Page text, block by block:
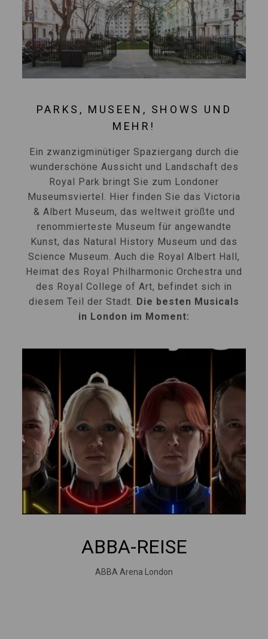
PARKS, MUSEEN, SHOWS UND
MEHR!
Ein zwanzigminütiger Spaziergang durch die
wunderschöne Aussicht und Landschaft des
Royal Park bringt Sie zum Londoner
Museumsviertel. Hier finden Sie das Victoria
& Albert Museum, das weltweit größte und
renommierteste Museum für angewandte
Kunst, das Natural History Museum und das
Science Museum. Auch die Royal Albert Hall,
Heimat des Royal Philharmonic Orchestra und
des Royal College of Art, befindet sich in
diesem Teil der Stadt. Die besten Musicals
in London im Moment:
ABBA-REISE
ABBA Arena London